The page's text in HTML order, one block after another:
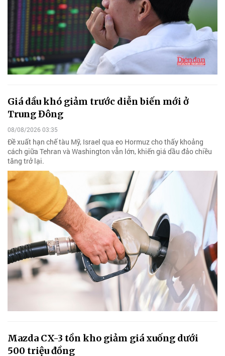
Giá dầu khó giảm trước diễn biến mới ở
Trung Đông
08/08/2026 03:35
Đề xuất hạn chế tàu Mỹ, Israel qua eo Hormuz cho thấy khoảng
cách giữa Tehran và Washington vẫn lớn, khiến giá dầu đảo chiều
tăng trở lại.
Mazda CX-3 tồn kho giảm giá xuống dưới
500 triệu đồng